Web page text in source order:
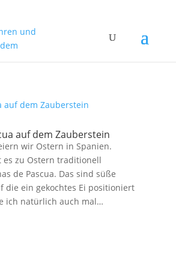
auf dem Zauberstein
wir Ostern in Spanien.
es zu Ostern traditionell
de Pascua. Das sind süße
die ein gekochtes Ei positioniert
ich natürlich auch mal…